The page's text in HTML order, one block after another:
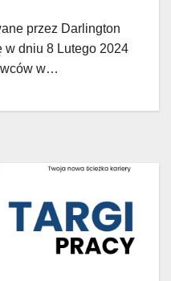
przez Darlington
w dniu 8 Lutego 2024
w…